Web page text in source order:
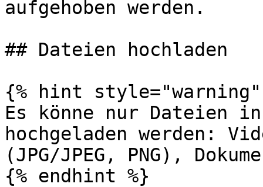
aufgehoben werden.
## Dateien hochladen
{% hint style="warning"
Es könne nur Dateien
hochgeladen werden:
(JPG/JPEG, PNG),
{% endhint %}